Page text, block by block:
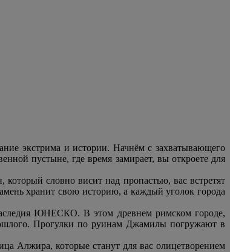
экстрима и истории. Начнём с захватывающего
пустыне, где время замирает, вы откроете для
словно висит над пропастью, вас встретят
хранит свою историю, а каждый уголок города
ЮНЕСКО. В этом древнем римском городе,
Прогулки по руинам Джамилы погружают в
Алжира, которые станут для вас олицетворением